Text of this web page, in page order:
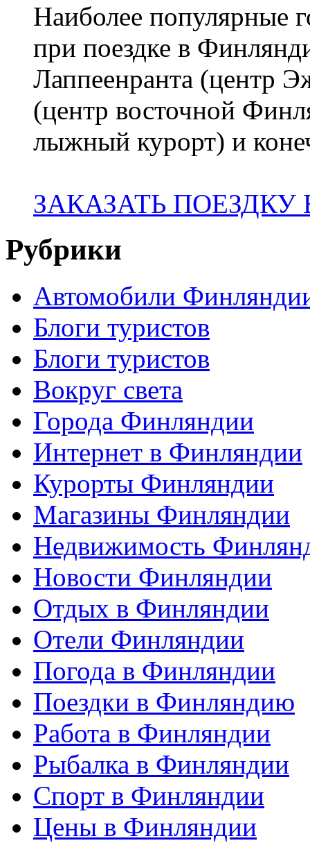
Наиболее популярные
при поездке в
Лаппеенранта (центр
(центр восточной
лыжный курорт) и
ЗАКАЗАТЬ
Рубрики
Автомобили
Блоги туристов
Блоги туристов
Вокруг света
Города Финляндии
Интернет в Финляндии
Курорты Финляндии
Магазины Финляндии
Недвижимость
Новости Финляндии
Отдых в Финляндии
Отели Финляндии
Погода в Финляндии
Поездки в Финляндию
Работа в Финляндии
Рыбалка в Финляндии
Спорт в Финляндии
Цены в Финляндии